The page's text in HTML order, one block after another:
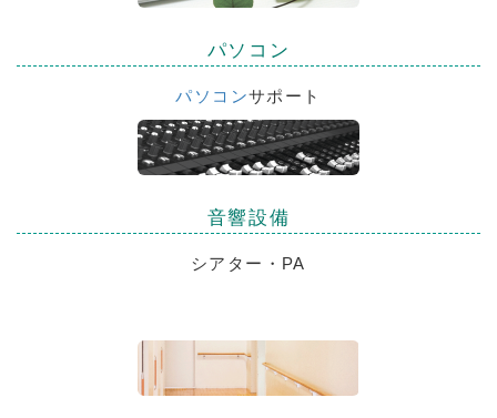
パソコン
パソコンサポート
音響設備
シアター・PA